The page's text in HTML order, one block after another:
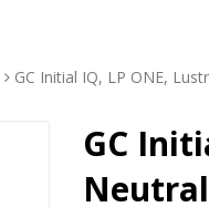
GC Initial IQ, LP ONE,
GC